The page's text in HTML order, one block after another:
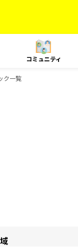
コミュニティ
ク一覧